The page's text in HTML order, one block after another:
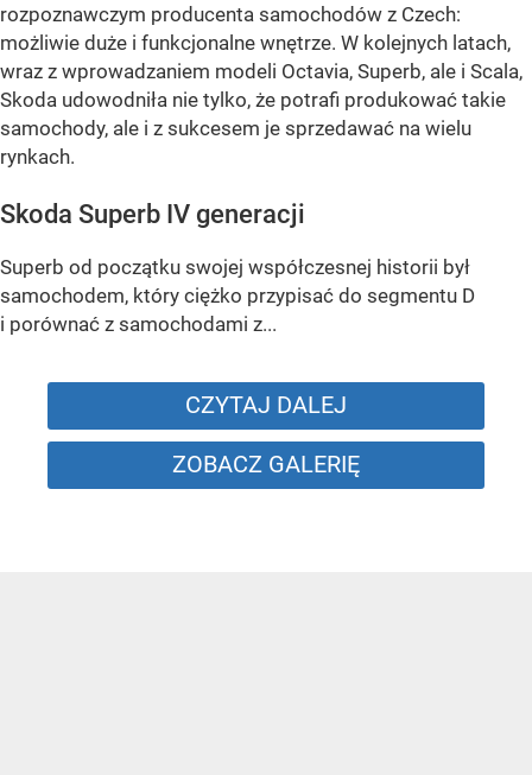
rozpoznawczym producenta samochodów z Czech:
możliwie duże i funkcjonalne wnętrze. W kolejnych latach,
wraz z wprowadzaniem modeli Octavia, Superb, ale i Scala,
Skoda udowodniła nie tylko, że potrafi produkować takie
samochody, ale i z sukcesem je sprzedawać na wielu
rynkach.
Skoda Superb IV generacji
Superb od początku swojej współczesnej historii był
samochodem, który ciężko przypisać do segmentu D
i porównać z samochodami z...
CZYTAJ DALEJ
ZOBACZ GALERIĘ